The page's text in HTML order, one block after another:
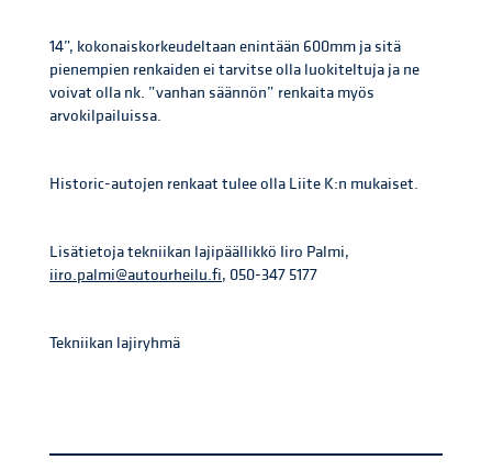
14”, kokonaiskorkeudeltaan enintään 600mm ja sitä
pienempien renkaiden ei tarvitse olla luokiteltuja ja ne
voivat olla nk. ”vanhan säännön” renkaita myös
arvokilpailuissa.
Historic-autojen renkaat tulee olla Liite K:n mukaiset.
Lisätietoja tekniikan lajipäällikkö Iiro Palmi,
iiro.palmi@autourheilu.fi, 050-347 5177
Tekniikan lajiryhmä